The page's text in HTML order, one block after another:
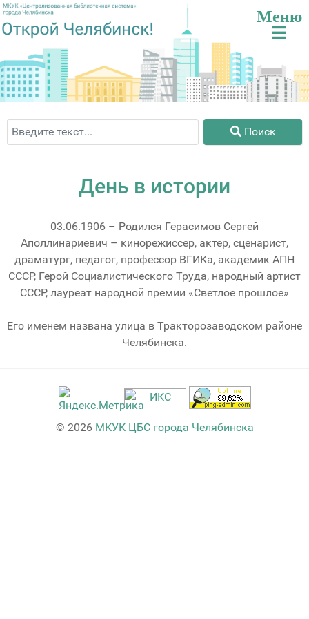
Поиск Поиск
День в истории
03.06.1906 – Родился Герасимов Сергей
Аполлинариевич – кинорежиссер, актер, сценарист,
драматург, педагог, профессор ВГИКа, академик АПН
СССР, Герой Социалистического Труда, народный артист
СССР, лауреат народной премии «Светлое прошлое»
Его именем названа улица в Тракторозаводском районе
Челябинска.
© 2026 МКУК ЦБС города Челябинска